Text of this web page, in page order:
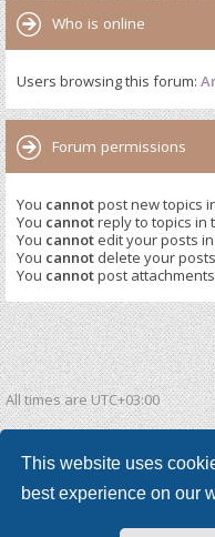
This website uses
best experience on our
Who is online
Users browsing this forum:
Forum permissions
You cannotpost new topics
You cannotreply to topics in
You cannot edit your posts
You cannot delete your
You cannotpost
All times areUTC+03:00
Powered by phpBB ®